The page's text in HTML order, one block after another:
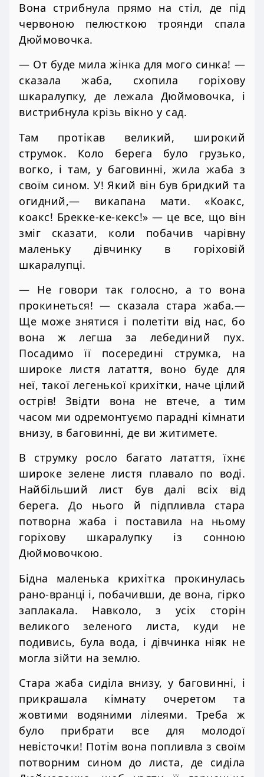
Вона стрибнула прямо на стіл, де під
червоною пелюсткою троянди спала
Дюймовочка.
— От буде мила жінка для мого синка! —
сказала жаба, схопила горіхову
шкаралупку, де лежала Дюймовочка, і
вистрибнула крізь вікно у сад.
Там протікав великий, широкий
струмок. Коло берега було грузько,
вогко, і там, у баговинні, жила жаба з
своїм сином. У! Який він був бридкий та
огидний,— викапана мати. «Коакс,
коакс! Брекке-ке-кекс!» — це все, що він
зміг сказати, коли побачив чарівну
маленьку дівчинку в горіховій
шкаралупці.
— Не говори так голосно, а то вона
прокинеться! — сказала стара жаба.—
Ще може знятися і полетіти від нас, бо
вона ж легша за лебединий пух.
Посадимо її посередині струмка, на
широке листя латаття, воно буде для
неї, такої легенької крихітки, наче цілий
острів! Звідти вона не втече, а тим
часом ми одремонтуємо парадні кімнати
внизу, в баговинні, де ви житимете.
В струмку росло багато латаття, їхнє
широке зелене листя плавало по воді.
Найбільший лист був далі всіх від
берега. До нього й підпливла стара
потворна жаба і поставила на ньому
горіхову шкаралупку із сонною
Дюймовочкою.
Бідна маленька крихітка прокинулась
рано-вранці і, побачивши, де вона, гірко
заплакала. Навколо, з усіх сторін
великого зеленого листа, куди не
подивись, була вода, і дівчинка ніяк не
могла зійти на землю.
Стара жаба сиділа внизу, у баговинні, і
прикрашала кімнату очеретом та
жовтими водяними лілеями. Треба ж
було прибрати все для молодої
невісточки! Потім вона попливла з своїм
потворним сином до листа, де сиділа